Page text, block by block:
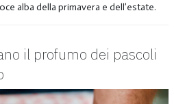
alba della primavera e dell’estate.
il profumo dei pascoli